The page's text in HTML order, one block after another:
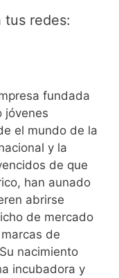
tus redes:
fundada
jóvenes
el mundo de la
y la
de que
han aunado
abrirse
de mercado
de
nacimiento
incubadora y